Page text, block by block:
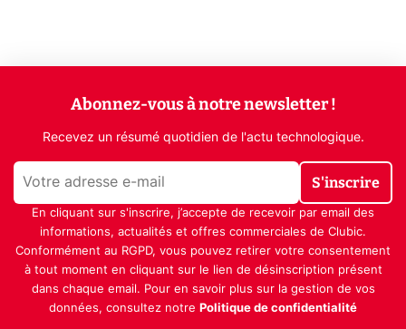
Abonnez-vous à notre newsletter !
Recevez un résumé quotidien de l'actu technologique.
S'inscrire
En cliquant sur s'inscrire, j’accepte de recevoir par email des
informations, actualités et offres commerciales de Clubic.
Conformément au RGPD, vous pouvez retirer votre consentement
à tout moment en cliquant sur le lien de désinscription présent
dans chaque email. Pour en savoir plus sur la gestion de vos
données, consultez notre Politique de confidentialité